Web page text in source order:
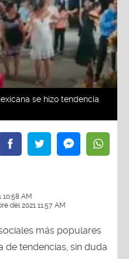
se hizo tendencia
10:58 AM
del 2021 11:57 AM
más populares
de tendencias, sin duda